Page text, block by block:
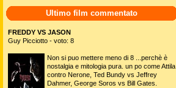
Ultimo film commentato
FREDDY VS JASON
Guy Picciotto - voto: 8
Non si puo mettere meno di 8 ...perchè è
nostalgia e mitologia pura. un po come Attila
contro Nerone, Ted Bundy vs Jeffrey
Dahmer, George Soros vs Bill Gates.